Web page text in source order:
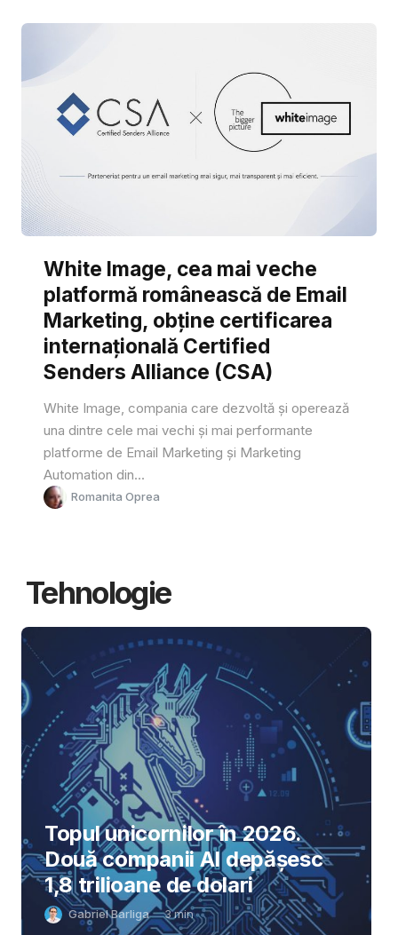
White Image, cea mai veche
platformă românească de Email
Marketing, obține certificarea
internațională Certified
Senders Alliance (CSA)
White Image, compania care dezvoltă și operează
una dintre cele mai vechi și mai performante
platforme de Email Marketing și Marketing
Automation din...
Romanita Oprea
Tehnologie
Topul unicornilor în 2026.
Două companii AI depășesc
1,8 trilioane de dolari
Gabriel Barliga 3min